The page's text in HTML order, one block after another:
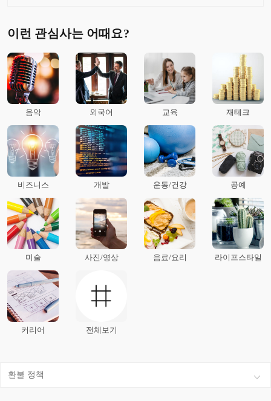
이런 관심사는 어때요?
음악 외국어 교육 재테크
비즈니스 개발 운동/건강 공예
미술 사진/영상 음료/요리 라이프스타일
커리어 전체보기
환불 정책